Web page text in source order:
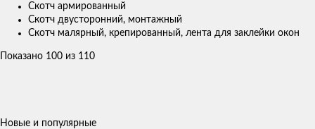
Скотч армированный
Скотч двусторонний, монтажный
Скотч малярный, крепированный, лента для заклейки окон
Показано 100 из 110
Новые и популярные